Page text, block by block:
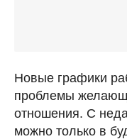
Новые графики
проблемы
отношения. С
можно только в